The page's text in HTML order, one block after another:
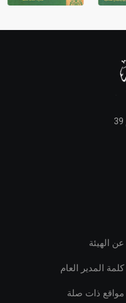
عن الهيئة
كلمة المدير العام
مواقع ذات صلة